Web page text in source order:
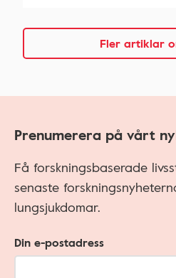
Fler artiklar
Prenumerera på vårt
Få forskningsbaserade
senaste
lungsjukdomar.
Din e-postadress